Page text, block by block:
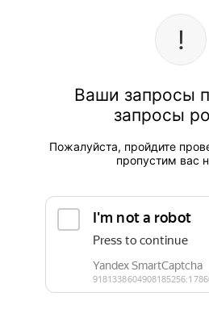
Ваши запросы
запросы
Пожалуйста, пройдите
пропустим вас